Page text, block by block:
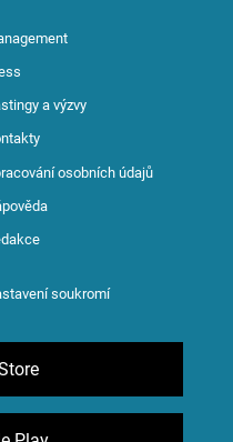
a výzvy
osobních údajů
soukromí